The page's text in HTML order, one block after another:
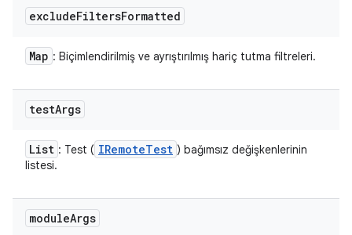
excludeFiltersFormatted
Map : Biçimlendirilmiş ve ayrıştırılmış hariç tutma filtreleri.
testArgs
List : Test ( IRemoteTest ) bağımsız değişkenlerinin
listesi.
moduleArgs